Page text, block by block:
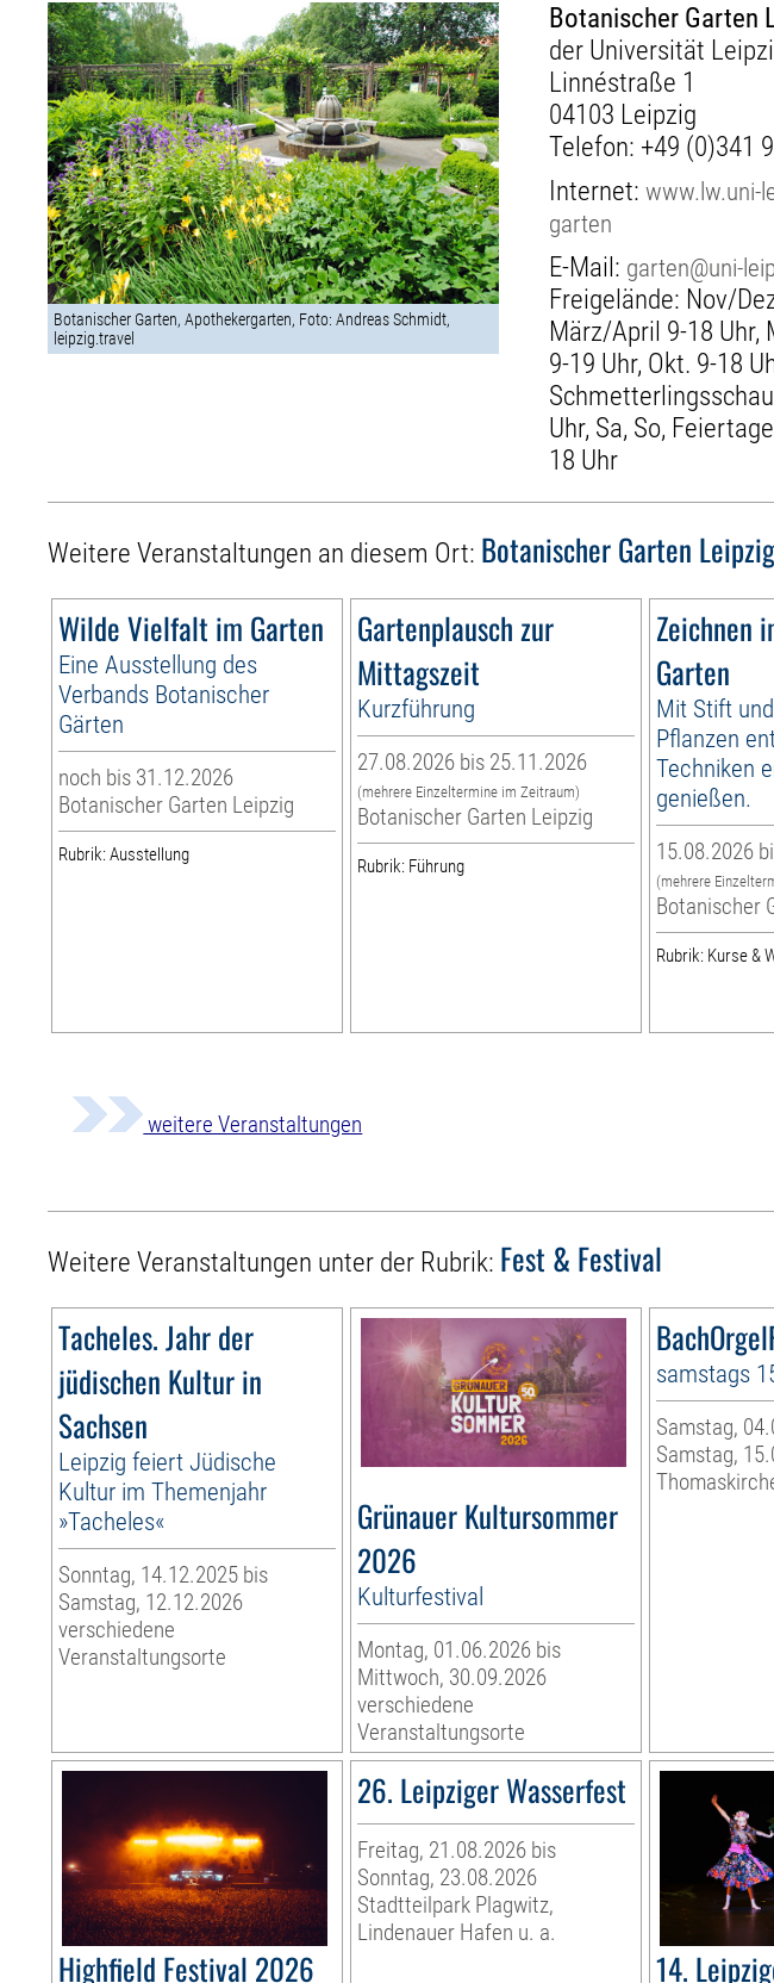
Botanischer Garten, Apothekergarten, Foto: Andreas Schmidt,
leipzig.travel
Botanischer Garten
der Universität
Linnéstraße 1
04103 Leipzig
Telefon: +49 (0)341
Internet:www.lw.uni-
garten
E-Mail: garten@uni-
Freigelände: Nov/
März/April 9-18 Uhr,
9-19 Uhr, Okt. 9-18
Uhr, Sa, So,
18 Uhr
Weitere Veranstaltungen an diesem Ort: Botanischer Garten Leipzig
Wilde Vielfalt im Garten
Eine Ausstellung des
Verbands Botanischer
Gärten
noch bis 31.12.2026
Botanischer Garten Leipzig
Rubrik: Ausstellung
Gartenplausch zur
Mittagszeit
Kurzführung
27.08.2026 bis 25.11.2026
(mehrere Einzeltermine im Zeitraum)
Botanischer Garten Leipzig
Rubrik: Führung
Zeichnen
Garten
Mit Stift
Pflanzen
Techniken
genießen.
15.08.2026
(mehrere
Botanischer
Rubrik: Kurse &
weitere Veranstaltungen
Weitere Veranstaltungen unter der Rubrik: Fest & Festival
Tacheles. Jahr der
jüdischen Kultur in
Sachsen
Leipzig feiert Jüdische
Kultur im Themenjahr
»Tacheles«
Sonntag, 14.12.2025 bis
Samstag, 12.12.2026
verschiedene
Veranstaltungsorte
Grünauer Kultursommer
2026
Kulturfestival
Montag, 01.06.2026 bis
Mittwoch, 30.09.2026
verschiedene
Veranstaltungsorte
samstags
Samstag,
Samstag,
Highfield Festival 2026
26. Leipziger Wasserfest
Freitag, 21.08.2026 bis
Sonntag, 23.08.2026
Stadtteilpark Plagwitz,
Lindenauer Hafen u. a.
14.